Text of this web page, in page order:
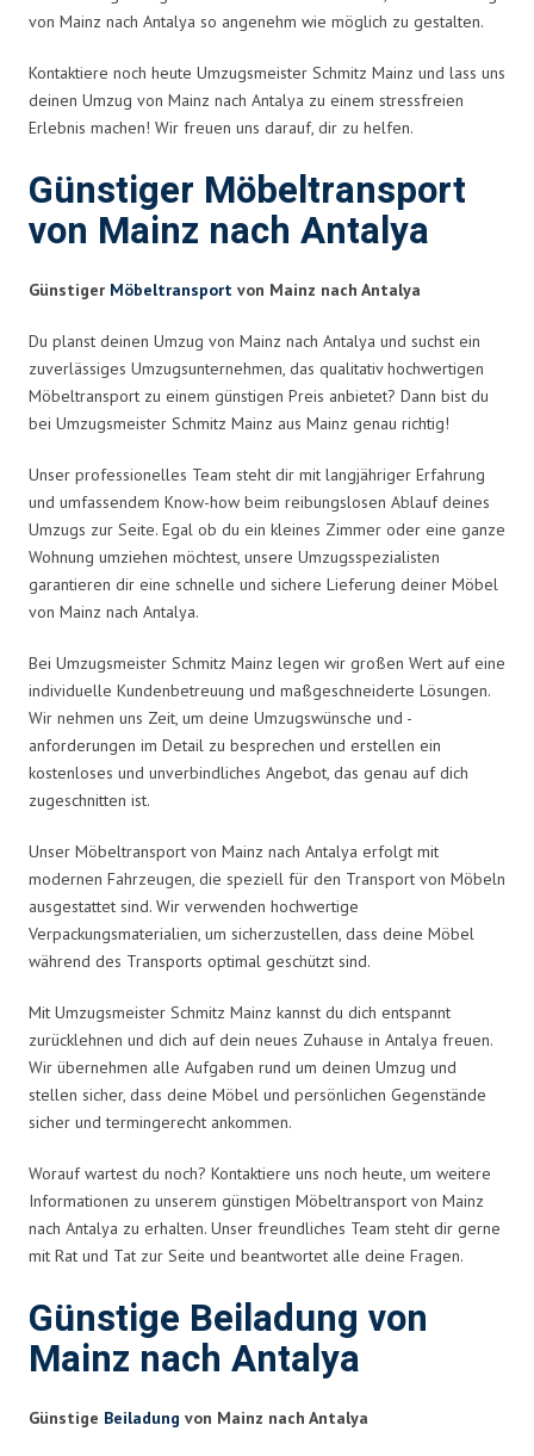
von Mainz nach Antalya so angenehm wie möglich zu gestalten.
Kontaktiere noch heute Umzugsmeister Schmitz Mainz und lass uns
deinen Umzug von Mainz nach Antalya zu einem stressfreien
Erlebnis machen! Wir freuen uns darauf, dir zu helfen.
Günstiger Möbeltransport
von Mainz nach Antalya
Günstiger Möbeltransport von Mainz nach Antalya
Du planst deinen Umzug von Mainz nach Antalya und suchst ein
zuverlässiges Umzugsunternehmen, das qualitativ hochwertigen
Möbeltransport zu einem günstigen Preis anbietet? Dann bist du
bei Umzugsmeister Schmitz Mainz aus Mainz genau richtig!
Unser professionelles Team steht dir mit langjähriger Erfahrung
und umfassendem Know-how beim reibungslosen Ablauf deines
Umzugs zur Seite. Egal ob du ein kleines Zimmer oder eine ganze
Wohnung umziehen möchtest, unsere Umzugsspezialisten
garantieren dir eine schnelle und sichere Lieferung deiner Möbel
von Mainz nach Antalya.
Bei Umzugsmeister Schmitz Mainz legen wir großen Wert auf eine
individuelle Kundenbetreuung und maßgeschneiderte Lösungen.
Wir nehmen uns Zeit, um deine Umzugswünsche und -
anforderungen im Detail zu besprechen und erstellen ein
kostenloses und unverbindliches Angebot, das genau auf dich
zugeschnitten ist.
Unser Möbeltransport von Mainz nach Antalya erfolgt mit
modernen Fahrzeugen, die speziell für den Transport von Möbeln
ausgestattet sind. Wir verwenden hochwertige
Verpackungsmaterialien, um sicherzustellen, dass deine Möbel
während des Transports optimal geschützt sind.
Mit Umzugsmeister Schmitz Mainz kannst du dich entspannt
zurücklehnen und dich auf dein neues Zuhause in Antalya freuen.
Wir übernehmen alle Aufgaben rund um deinen Umzug und
stellen sicher, dass deine Möbel und persönlichen Gegenstände
sicher und termingerecht ankommen.
Worauf wartest du noch? Kontaktiere uns noch heute, um weitere
Informationen zu unserem günstigen Möbeltransport von Mainz
nach Antalya zu erhalten. Unser freundliches Team steht dir gerne
mit Rat und Tat zur Seite und beantwortet alle deine Fragen.
Günstige Beiladung von
Mainz nach Antalya
Günstige Beiladung von Mainz nach Antalya